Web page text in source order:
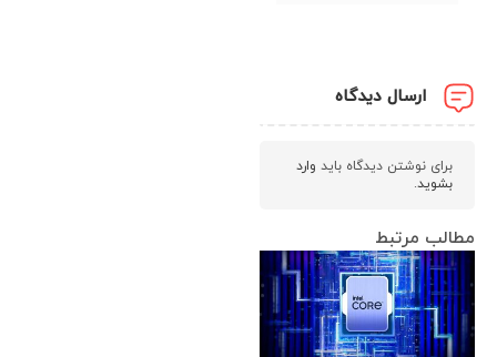
ارسال دیدگاه
برای نوشتن دیدگاه باید وارد
بشوید.
مطالب مرتبط